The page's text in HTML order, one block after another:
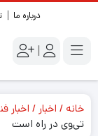
درباره ما
|
خانه اخبار اخبار
تی‌وی در راه است